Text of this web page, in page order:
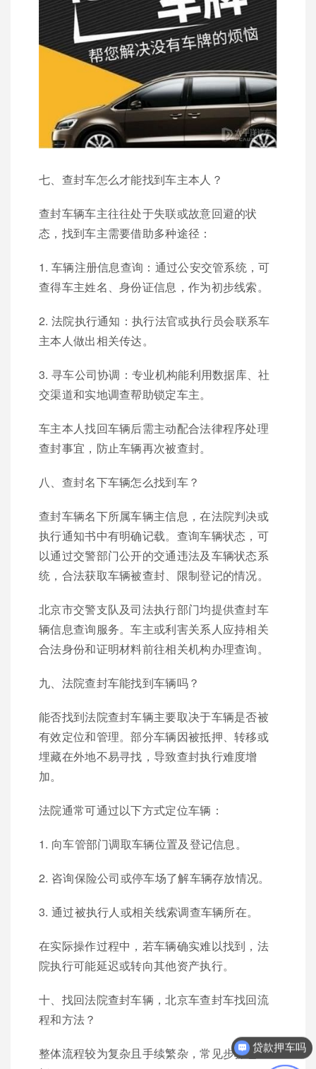
七、查封车怎么才能找到车主本人？
查封车辆车主往往处于失联或故意回避的状
态，找到车主需要借助多种途径：
1. 车辆注册信息查询：通过公安交管系统，可
查得车主姓名、身份证信息，作为初步线索。
2. 法院执行通知：执行法官或执行员会联系车
主本人做出相关传达。
3. 寻车公司协调：专业机构能利用数据库、社
交渠道和实地调查帮助锁定车主。
车主本人找回车辆后需主动配合法律程序处理
查封事宜，防止车辆再次被查封。
八、查封名下车辆怎么找到车？
查封车辆名下所属车辆主信息，在法院判决或
执行通知书中有明确记载。查询车辆状态，可
以通过交警部门公开的交通违法及车辆状态系
统，合法获取车辆被查封、限制登记的情况。
北京市交警支队及司法执行部门均提供查封车
辆信息查询服务。车主或利害关系人应持相关
合法身份和证明材料前往相关机构办理查询。
九、法院查封车能找到车辆吗？
能否找到法院查封车辆主要取决于车辆是否被
有效定位和管理。部分车辆因被抵押、转移或
埋藏在外地不易寻找，导致查封执行难度增
加。
法院通常可通过以下方式定位车辆：
1. 向车管部门调取车辆位置及登记信息。
2. 咨询保险公司或停车场了解车辆存放情况。
3. 通过被执行人或相关线索调查车辆所在。
在实际操作过程中，若车辆确实难以找到，法
院执行可能延迟或转向其他资产执行。
十、找回法院查封车辆，北京车查封车找回流
程和方法？
整体流程较为复杂且手续繁杂，常见步骤包
你们是怎么收费的呢？